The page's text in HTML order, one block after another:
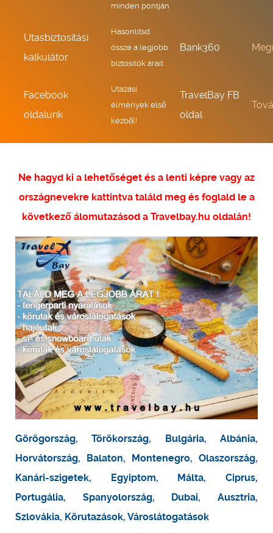
minden pontján
Utasbiztosítási
kalkulátor
Hasonlítsd
össze a legjobb
biztosítók árait
Bank360
Facebook
oldalunk
Utazási
élmények első
kézből!
TravelBay FB
oldal
Ne hagyd ki a lehetőséget és a lenti képre vagy az
országnevekre kattintva találd meg és foglald le a
következő álomutazásod a Travelbay.hu oldalán!
Görögország,Törökország, Bulgária,Albánia,
Horvátország, Balaton, Montenegro, Olaszország,
Kanári-szigetek, Egyiptom, Málta,Ciprus,
Portugália, Spanyolország, Dubai,Ausztria,
Szlovákia, Körutazások, Városlátogatások